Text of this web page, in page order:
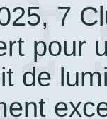
7
pour
de